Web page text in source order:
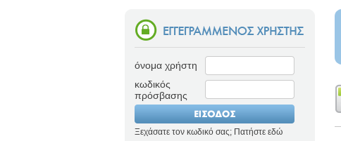
όνομα χρήστη
κωδικός
πρόσβασης
Ξεχάσατε τον κωδικό σας; Πατήστε εδώ